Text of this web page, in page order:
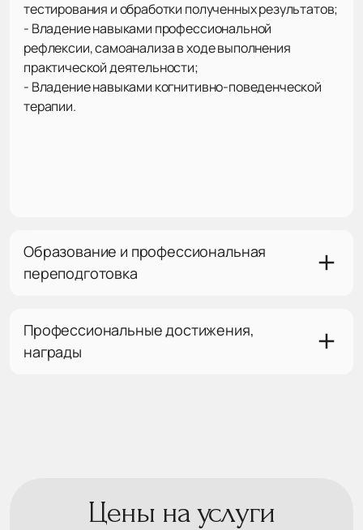
тестирования и обработки полученных результатов;
- Владение навыками профессиональной
рефлексии, самоанализа в ходе выполнения
практической деятельности;
- Владение навыками когнитивно-поведенческой
терапии.
Образование и профессиональная
переподготовка
Профессиональные достижения,
награды
Цены на услуги